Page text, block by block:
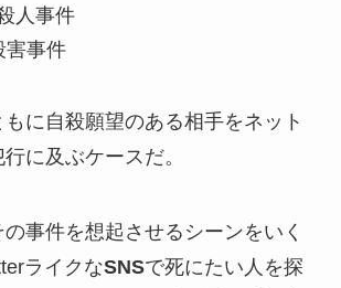
人事件
害事件
もに自殺願望のある相手をネット
に及ぶケースだ。
事件を想起させるシーンをいく
ライクなSNSで死にたい人を探